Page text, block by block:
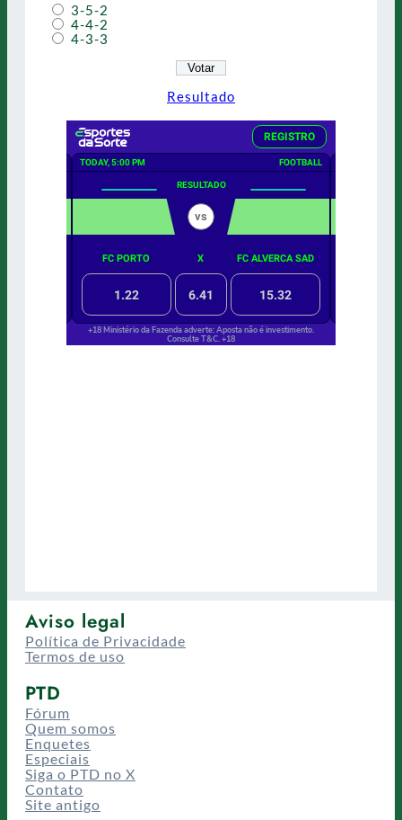
3-5-2
4-4-2
4-3-3
Resultado
Aviso legal
Política de Privacidade
Termos de uso
PTD
Fórum
Quem somos
Enquetes
Especiais
Siga o PTD no X
Contato
Site antigo